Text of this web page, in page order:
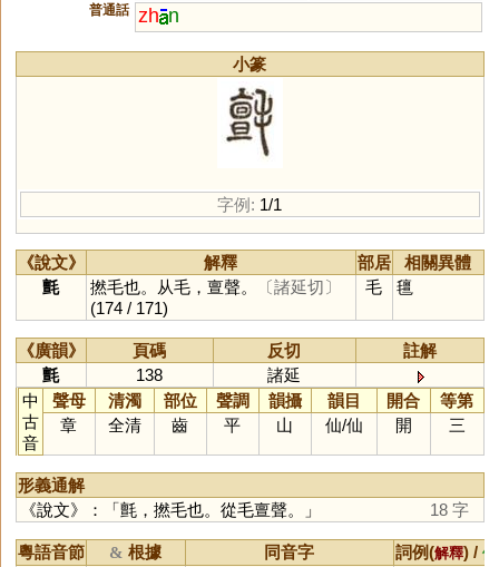
普通話 zh n
小篆
字例: 1/1
《說文》 解釋 部居
相關異體
氈
撚毛也。从毛，亶聲。
〔諸延切〕
(174 / 171)
毛 氊
《廣韻》 頁碼 反切
註解
氈
138
諸延
中
古
音
聲母 清濁 部位 聲調 韻攝 韻目 開合
等第
章
全清 齒 平 山 仙/仙 開 三
形義通解
《說文》：「氈，撚毛也。從毛亶聲。」
18 字
粵語音節 & 根據 同音字 詞例(解釋) /